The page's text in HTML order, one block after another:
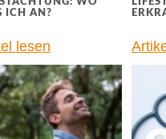
ICH AN?
lesen